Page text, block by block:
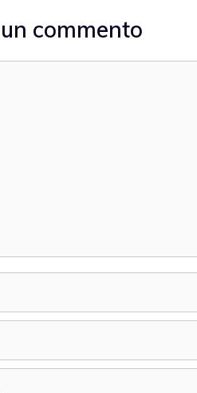
commento